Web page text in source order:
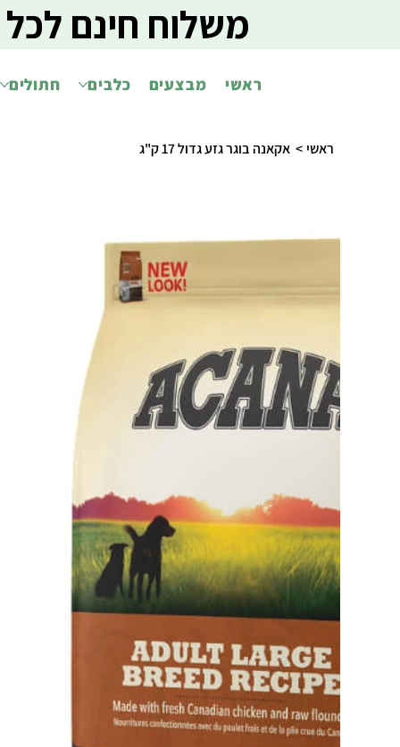
ראשי מבצעים כלבים חתולים
משלוח חינם
ראשי > אקאנה בוגר גזע גדול 17 ק"ג